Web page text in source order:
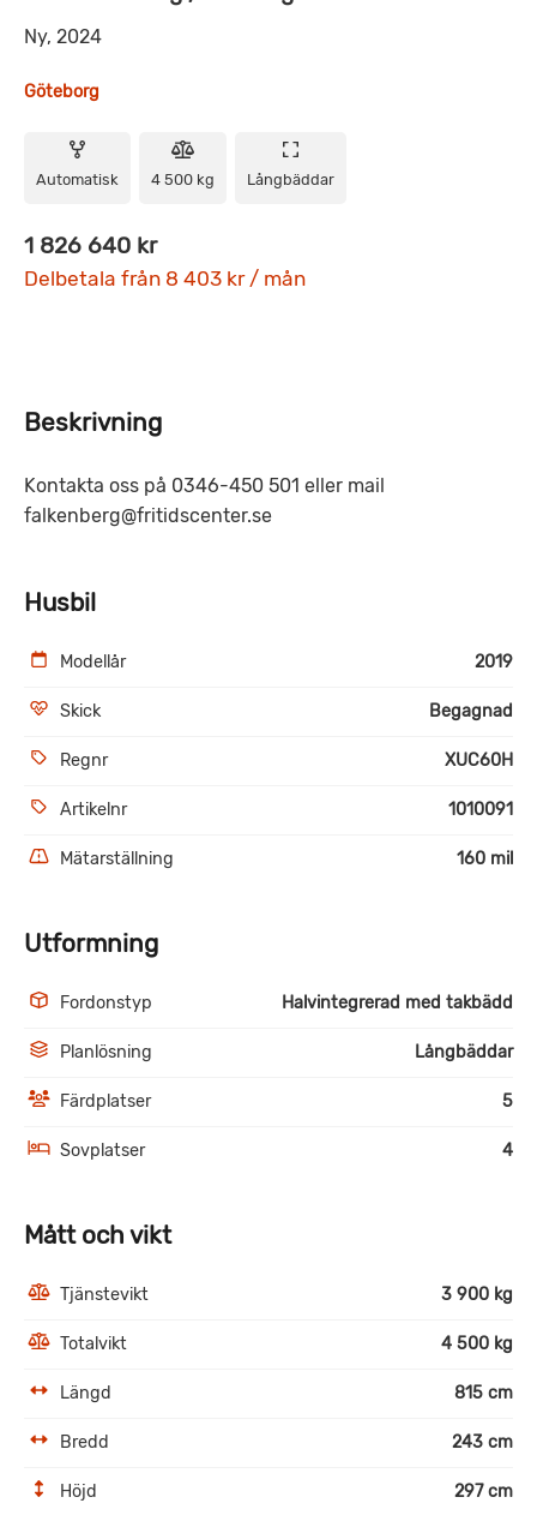
Ny, 2024
Göteborg
Automatisk 4 500 kg Långbäddar
1 826 640 kr
Delbetala från 8 403 kr / mån
Beskrivning
Kontakta oss på 0346-450 501 eller mail
falkenberg@fritidscenter.se
Husbil
Modellår 2019
Skick Begagnad
Regnr XUC60H
Artikelnr 1010091
Mätarställning 160 mil
Utformning
Fordonstyp Halvintegrerad med takbädd
Planlösning Långbäddar
Färdplatser 5
Sovplatser 4
Mått och vikt
Tjänstevikt 3 900 kg
Totalvikt 4 500 kg
Längd 815 cm
Bredd 243 cm
Höjd 297 cm